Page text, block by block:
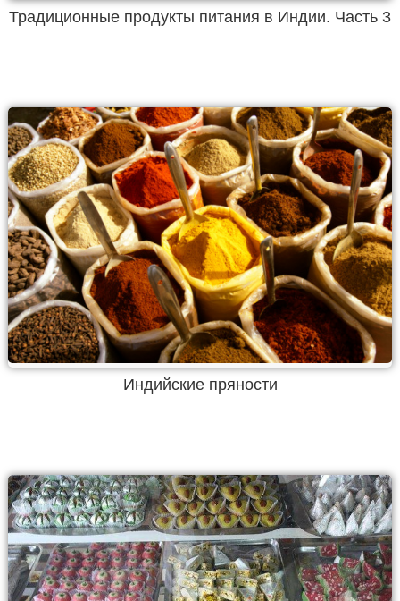
Традиционные продукты питания в Индии. Часть 3
Индийские пряности